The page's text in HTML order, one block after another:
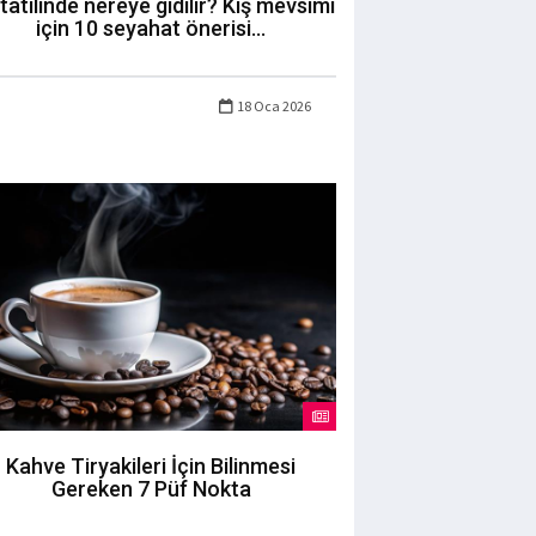
tatilinde nereye gidilir? Kış mevsimi
için 10 seyahat önerisi...
18 Oca 2026
Kahve Tiryakileri İçin Bilinmesi
Gereken 7 Püf Nokta